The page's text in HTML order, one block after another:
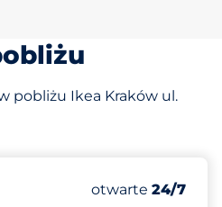
pobliżu Ikea Kraków ul.
Liczba miejsc
Całkowita
otwarte 24/7